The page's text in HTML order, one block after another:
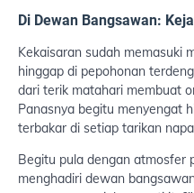
Di Dewan Bangsawan:
Kekaisaran sudah memasuki
hinggap di pepohonan
dari terik matahari membuat
Panasnya begitu menyengat
terbakar di setiap tarikan
Begitu pula dengan atmosfer
menghadiri dewan